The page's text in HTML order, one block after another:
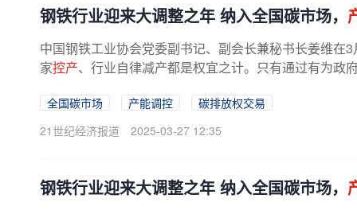
钢铁行业迎来大调整之年 纳入全国碳市场，
中国钢铁工业协会党委副书记、副会长兼秘书长姜维
家控产、行业自律减产都是权宜之计。只有通过有为政
全国碳市场 产能调控
碳排放权交易
21世纪经济报道
2025-03-27 12:35
钢铁行业迎来大调整之年 纳入全国碳市场，